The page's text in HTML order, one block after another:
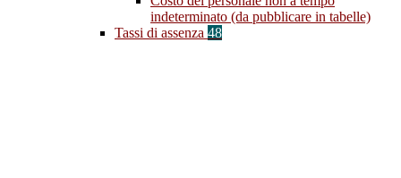
indeterminato (da pubblicare in tabelle)
Tassi di assenza 48